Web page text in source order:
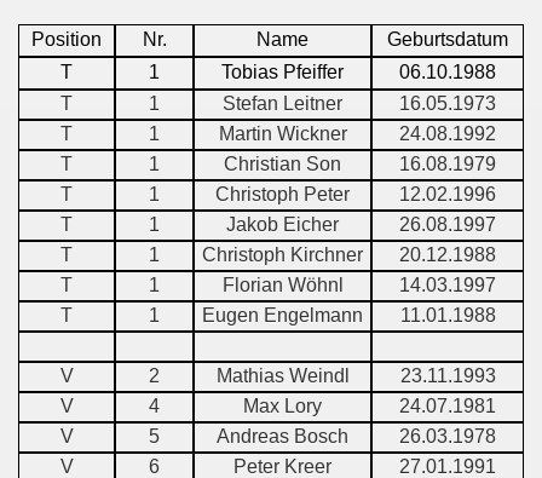
Position Nr. Name
Geburtsdatum
T
1 Tobias Pfeiffer
06.10.1988
T
1 Stefan Leitner
16.05.1973
T
1 Martin Wickner
24.08.1992
T
1 Christian Son
16.08.1979
T
1 Christoph Peter
12.02.1996
T
1 Jakob Eicher
26.08.1997
T
1 Christoph Kirchner
20.12.1988
T
1 Florian Wöhnl
14.03.1997
T
1 Eugen Engelmann 11.01.1988
V 2 Mathias Weindl
23.11.1993
V
4 Max Lory
24.07.1981
V
5 Andreas Bosch
26.03.1978
V
6 Peter Kreer
27.01.1991